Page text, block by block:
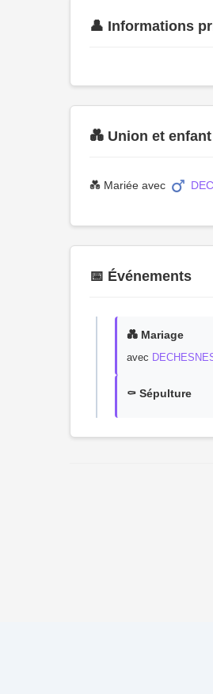
👤 Informations
💑 Union et enfant
💑 Mariée avec
📅 Événements
💑 Mariage
avec
⚰️ Sépulture